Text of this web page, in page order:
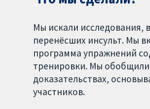
Мы искали исследования,
перенёсших инсульт. Мы
программа упражнений
тренировки. Мы обобщили
доказательствах,
участников.